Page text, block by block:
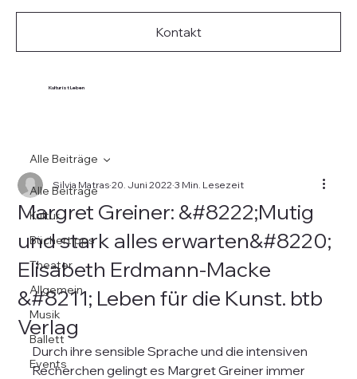
Kultur ist Leben
Kontakt
Alle Beiträge
Kultur
Büchertipps
Theater
Allgemein
Musik
Ballett
Events
Alle Beiträge
Margret Greiner: &#8222;Mutig
und stark alles erwarten&#8220;
Elisabeth Erdmann-Macke
&#8211; Leben für die Kunst. btb
Verlag
Silvia Matras 20. Juni 2022 3 Min. Lesezeit
Durch ihre sensible Sprache und die intensiven
Recherchen gelingt es Margret Greiner immer